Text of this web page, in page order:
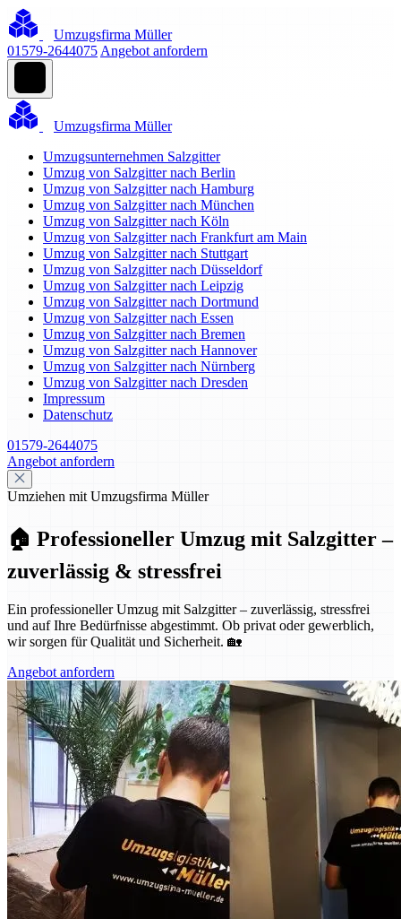
Umzugsfirma Müller
01579-2644075 Angebot anfordern
Umzugsfirma Müller
Umzugsunternehmen Salzgitter
Umzug von Salzgitter nach Berlin
Umzug von Salzgitter nach Hamburg
Umzug von Salzgitter nach München
Umzug von Salzgitter nach Köln
Umzug von Salzgitter nach Frankfurt am Main
Umzug von Salzgitter nach Stuttgart
Umzug von Salzgitter nach Düsseldorf
Umzug von Salzgitter nach Leipzig
Umzug von Salzgitter nach Dortmund
Umzug von Salzgitter nach Essen
Umzug von Salzgitter nach Bremen
Umzug von Salzgitter nach Hannover
Umzug von Salzgitter nach Nürnberg
Umzug von Salzgitter nach Dresden
Impressum
Datenschutz
01579-2644075
Angebot anfordern
Umziehen mit Umzugsfirma Müller
🏠 Professioneller Umzug mit Salzgitter –
zuverlässig & stressfrei
Ein professioneller Umzug mit Salzgitter – zuverlässig, stressfrei
und auf Ihre Bedürfnisse abgestimmt. Ob privat oder gewerblich,
wir sorgen für Qualität und Sicherheit. 🏡
Angebot anfordern